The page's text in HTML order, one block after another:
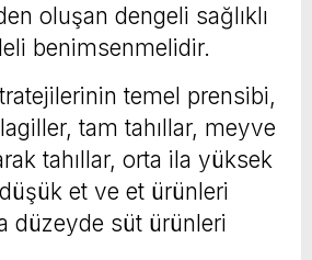
oluşan dengeli sağlıklı
benimsenmelidir.
temel prensibi,
tam tahıllar, meyve
tahıllar, orta ila yüksek
et ve et ürünleri
düzeyde süt ürünleri